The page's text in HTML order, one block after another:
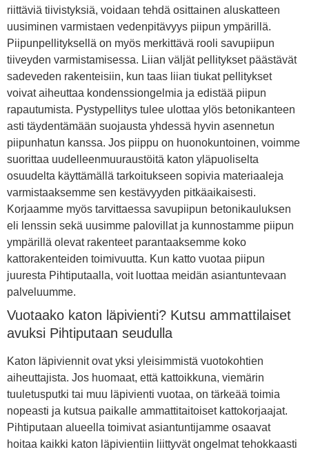
riittäviä tiivistyksiä, voidaan tehdä osittainen aluskatteen
uusiminen varmistaen vedenpitävyys piipun ympärillä.
Piipunpellityksellä on myös merkittävä rooli savupiipun
tiiveyden varmistamisessa. Liian väljät pellitykset päästävät
sadeveden rakenteisiin, kun taas liian tiukat pellitykset
voivat aiheuttaa kondenssiongelmia ja edistää piipun
rapautumista. Pystypellitys tulee ulottaa ylös betonikanteen
asti täydentämään suojausta yhdessä hyvin asennetun
piipunhatun kanssa. Jos piippu on huonokuntoinen, voimme
suorittaa uudelleenmuuraustöitä katon yläpuoliselta
osuudelta käyttämällä tarkoitukseen sopivia materiaaleja
varmistaaksemme sen kestävyyden pitkäaikaisesti.
Korjaamme myös tarvittaessa savupiipun betonikauluksen
eli lenssin sekä uusimme palovillat ja kunnostamme piipun
ympärillä olevat rakenteet parantaaksemme koko
kattorakenteiden toimivuutta. Kun katto vuotaa piipun
juuresta Pihtiputaalla, voit luottaa meidän asiantuntevaan
palveluumme.
Vuotaako katon läpivienti? Kutsu ammattilaiset
avuksi Pihtiputaan seudulla
Katon läpiviennit ovat yksi yleisimmistä vuotokohtien
aiheuttajista. Jos huomaat, että kattoikkuna, viemärin
tuuletusputki tai muu läpivienti vuotaa, on tärkeää toimia
nopeasti ja kutsua paikalle ammattitaitoiset kattokorjaajat.
Pihtiputaan alueella toimivat asiantuntijamme osaavat
hoitaa kaikki katon läpivientiin liittyvät ongelmat tehokkaasti